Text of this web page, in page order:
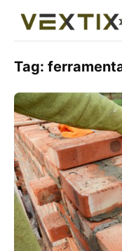
Tag: